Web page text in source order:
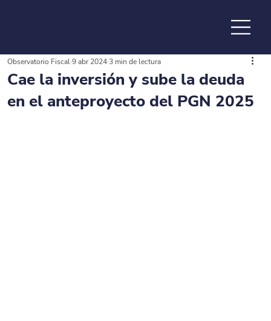
de la
Cae la inversión y sube la deuda
en el anteproyecto del PGN 2025
Observatorio Fiscal9 abr 20243 min de lectura